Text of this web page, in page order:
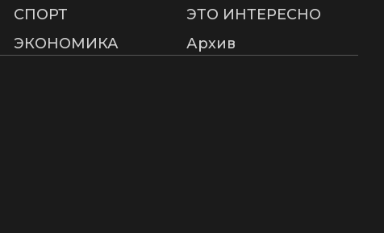
СПОРТ
ЭТО ИНТЕРЕСНО
ЭКОНОМИКА Архив